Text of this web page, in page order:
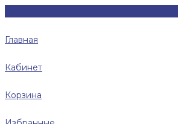
Главная
Кабинет
Корзина